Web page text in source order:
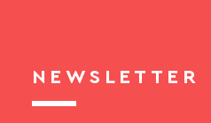
NEWSLETTER